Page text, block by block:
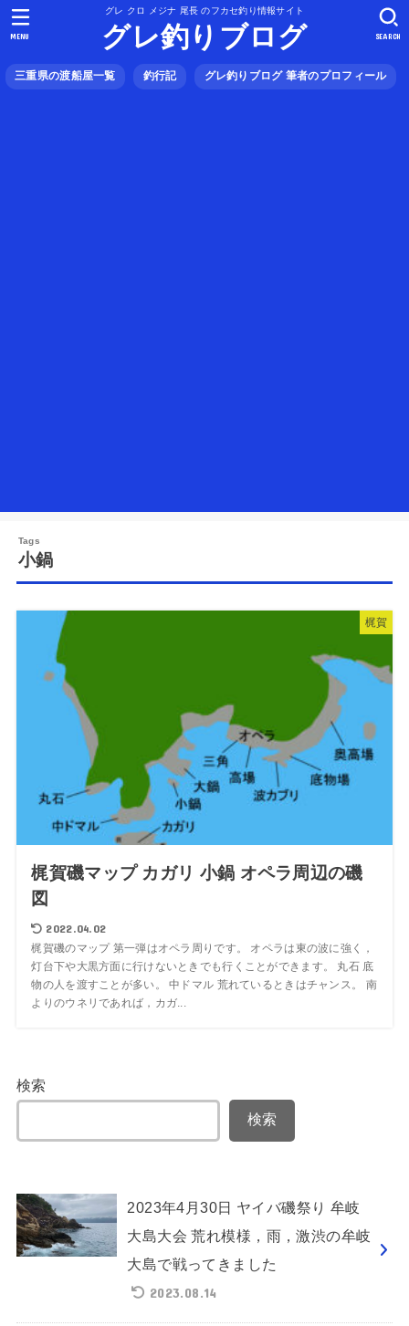
グレ クロ メジナ 尾長 のフカセ釣り情報サイト
グレ釣りブログ
三重県の渡船屋一覧 釣行記 グレ釣りブログ 筆者のプロフィール
SEARCH
MENU
小鍋
梶賀
梶賀磯マップ カガリ 小鍋 オペラ周辺の磯
図
2022.04.02
梶賀磯のマップ 第一弾はオペラ周りです。 オペラは東の波に強く，
灯台下や大黒方面に行けないときでも行くことができます。 丸石 底
物の人を渡すことが多い。 中ドマル 荒れているときはチャンス。 南
よりのウネリであれば，カガ...
検索
検索
2023年4月30日 ヤイバ磯祭り 牟岐
大島大会 荒れ模様，雨，激渋の牟岐
大島で戦ってきました
2023.08.14